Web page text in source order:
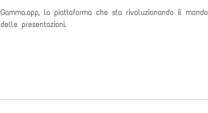
Gamma.app, la piattaforma che sta rivoluzionando il mondo
delle presentazioni.